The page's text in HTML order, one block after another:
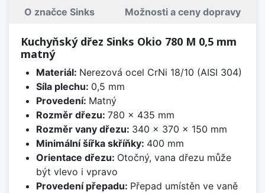
O značce Sinks Možnosti a ceny dopravy
Kuchyňský dřez Sinks Okio 780 M 0,5 mm
matný
Materiál: Nerezová ocel CrNi 18/10 (AISI 304)
Síla plechu: 0,5 mm
Provedení: Matný
Rozměr dřezu: 780 x 435 mm
Rozměr vany dřezu: 340 x 370 x 150 mm
Minimální šířka skříňky: 400 mm
Orientace dřezu: Otočný, vana dřezu může
být vlevo i vpravo
Provedení přepadu: Přepad umístěn ve vaně